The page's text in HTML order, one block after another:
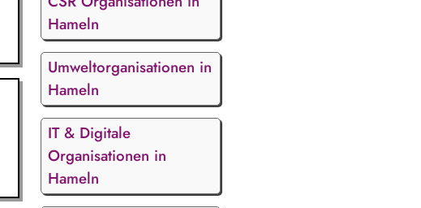
Hameln
Umweltorganisationen in
Hameln
IT & Digitale
Organisationen in
Hameln